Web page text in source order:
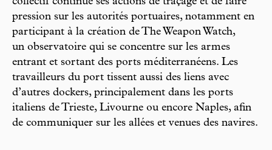
pression sur les autorités portuaires, notamment en
participant à la création de The Weapon Watch,
un observatoire qui se concentre sur les armes
entrant et sortant des ports méditerranéens. Les
travailleurs du port tissent aussi des liens avec
d’autres dockers, principalement dans les ports
italiens de Trieste, Livourne ou encore Naples, afin
de communiquer sur les allées et venues des navires.